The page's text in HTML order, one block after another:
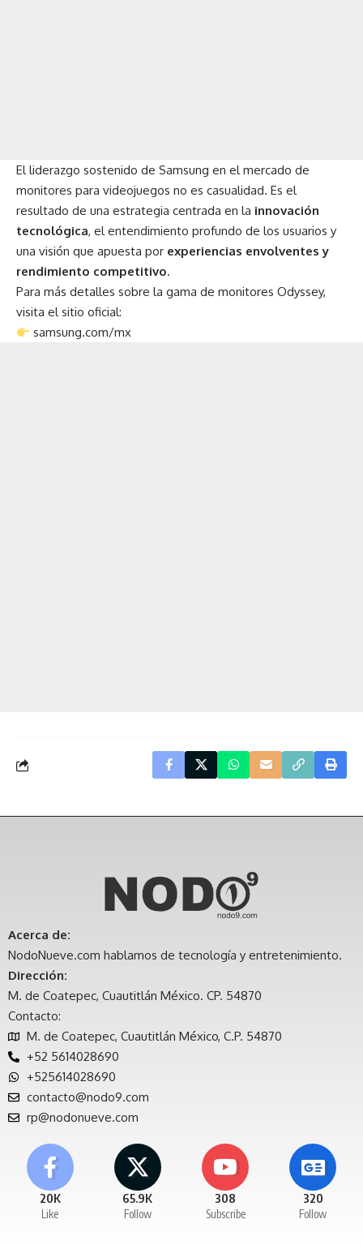
El liderazgo sostenido de Samsung en el mercado de
monitores para videojuegos no es casualidad. Es el
resultado de una estrategia centrada en la innovación
tecnológica, el entendimiento profundo de los usuarios y
una visión que apuesta por experiencias envolventes y
rendimiento competitivo.
Para más detalles sobre la gama de monitores Odyssey,
visita el sitio oficial:
samsung.com/mx
Acerca de:
NodoNueve.com hablamos de tecnología y entretenimiento.
Dirección:
M. de Coatepec, Cuautitlán México. CP. 54870
Contacto:
M. de Coatepec, Cuautitlán México, C.P. 54870
+52 5614028690
+525614028690
contacto@nodo9.com
rp@nodonueve.com
20K
Like
65.9K
Follow
308
Subscribe
320
Follow